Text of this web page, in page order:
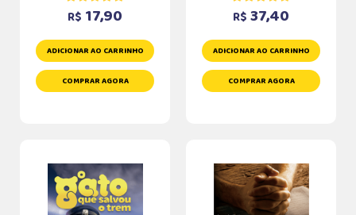
R$ 17,90
ADICIONAR AO CARRINHO
COMPRAR AGORA
R$ 37,40
ADICIONAR AO CARRINHO
COMPRAR AGORA